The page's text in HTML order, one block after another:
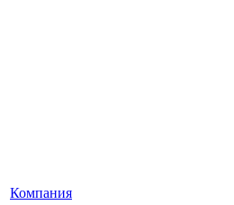
Компания